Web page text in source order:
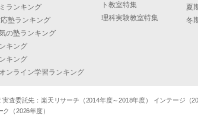
ランキング
塾ランキング
の塾ランキング
キング
キング
ンライン学習ランキング
ト教室特集
理科実験教室特集
夏
冬
査委託先：楽天リサーチ（2014年度～2018年度） インテージ（
（2026年度）